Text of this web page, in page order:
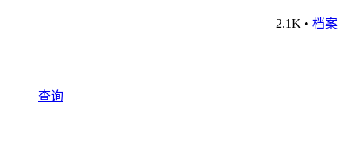
2.1K • 档案
查询